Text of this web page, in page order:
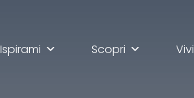
Ispirami Scopri Vivi